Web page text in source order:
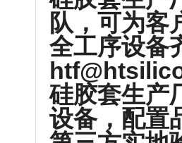
队，可为客
全工序设备
硅胶套生产
设备，配置